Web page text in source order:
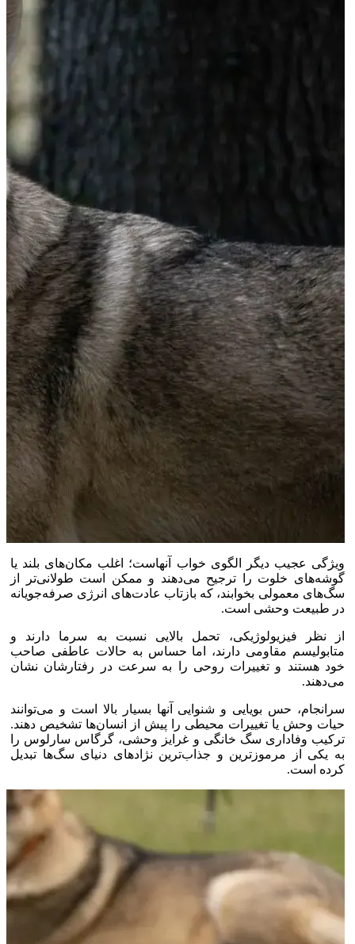
ویژگی عجیب دیگر الگوی خواب آنهاست؛ اغلب مکان‌های بلند یا
گوشه‌های خلوت را ترجیح می‌دهند و ممکن است طولانی‌تر از
سگ‌های معمولی بخوابند، که بازتاب عادت‌های انرژی صرفه‌جویانه
در طبیعت وحشی است.
از نظر فیزیولوژیکی، تحمل بالایی نسبت به سرما دارند و
متابولیسم مقاومی دارند، اما حساس به حالات عاطفی صاحب
خود هستند و تغییرات روحی را به سرعت در رفتارشان نشان
می‌دهند.
سرانجام، حس بویایی و شنوایی آنها بسیار بالا است و می‌توانند
حیات وحش یا تغییرات محیطی را پیش از انسان‌ها تشخیص دهند.
ترکیب وفاداری سگ خانگی و غرایز وحشی، گرگاس سارلوس را
به یکی از مرموزترین و جذاب‌ترین نژاد‌های دنیای سگ‌ها تبدیل
کرده است.